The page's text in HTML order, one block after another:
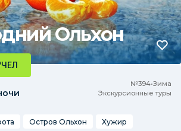
Ольхон
№394•Зима
Экскурсионные туры
Остров Ольхон
Хужир